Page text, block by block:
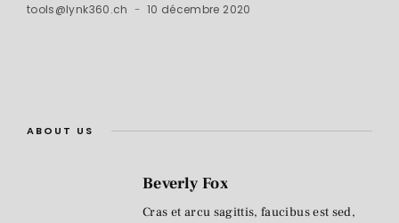
tools@lynk360.ch 10 décembre 2020
ABOUT US
Beverly Fox
Cras et arcu sagittis, faucibus est sed,